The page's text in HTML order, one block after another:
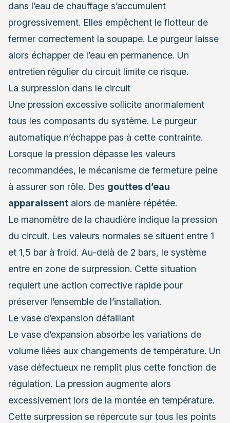
dans l’eau de chauffage s’accumulent
progressivement. Elles empêchent le flotteur de
fermer correctement la soupape. Le purgeur laisse
alors échapper de l’eau en permanence. Un
entretien régulier du circuit limite ce risque.
La surpression dans le circuit
Une pression excessive sollicite anormalement
tous les composants du système. Le purgeur
automatique n’échappe pas à cette contrainte.
Lorsque la pression dépasse les valeurs
recommandées, le mécanisme de fermeture peine
à assurer son rôle. Des gouttes d’eau
apparaissent alors de manière répétée.
Le manomètre de la chaudière indique la pression
du circuit. Les valeurs normales se situent entre 1
et 1,5 bar à froid. Au-delà de 2 bars, le système
entre en zone de surpression. Cette situation
requiert une action corrective rapide pour
préserver l’ensemble de l’installation.
Le vase d’expansion défaillant
Le vase d’expansion absorbe les variations de
volume liées aux changements de température. Un
vase défectueux ne remplit plus cette fonction de
régulation. La pression augmente alors
excessivement lors de la montée en température.
Cette surpression se répercute sur tous les points